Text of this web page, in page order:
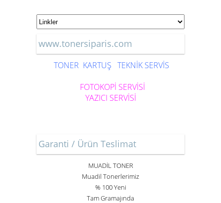
www.tonersiparis.com
TONER KARTUŞ TEKNİK SERVİS
FOTOKOPİ SERVİSİ
YAZICI SERVİSİ
Garanti / Ürün Teslimat
MUADİL TONER
Muadil Tonerlerimiz
% 100 Yeni
Tam Gramajında